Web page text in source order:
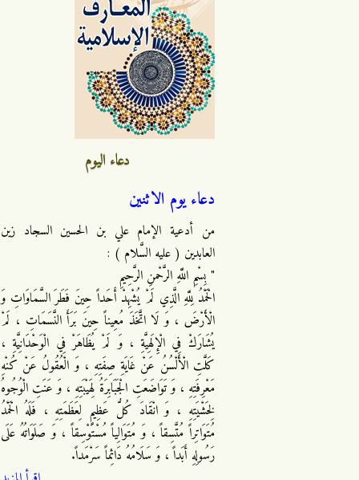
دعاء اليوم
دعاء يوم الاثنين
من أدعية الإمام علي بن الحسين السجاد زين
العابدين ( عليه السَّلام ) :
" بِسْمِ اللَّهِ الرَّحْمنِ الرَّحِيمِ
الْحَمْدُ لِلَّهِ الَّذِي لَمْ يُشْهِدْ أَحَداً حِينَ فَطَرَ السَّمَاوَاتِ وَ
الْأَرْضَ ، وَ لَا اتَّخَذَ مُعِيناً حِينَ بَرَأَ النَّسَمَاتِ ، لَمْ
يُشَارَكْ فِي الْإِلَهِيَّةِ ، وَ لَمْ يُظَاهَرْ فِي الْوَحْدَانِيَّةِ ،
كَلَّتِ الْأَلْسُنُ عَنْ غَايَةِ صِفَتِهِ ، وَ الْعُقُولُ عَنْ كُنْهِ
مَعْرِفَتِهِ ، وَ تَوَاضَعَتِ الْجَبَابِرَةُ لِهَيْبَتِهِ ، وَ عَنَتِ الْوُجُوهُ
لِخَشْيَتِهِ ، وَ انْقَادَ كُلُّ عَظِيمٍ لِعَظَمَتِهِ ، فَلَهُ الْحَمْدُ
مُتَوَاتِراً مُتَّسِقاً ، وَ مُتَوَالِياً مُسْتَوْسِقاً ، وَ صَلَوَاتُهُ عَلَى
رَسُولِهِ أَبَداً ، وَ سَلَامُهُ دَائِماً سَرْمَداً.